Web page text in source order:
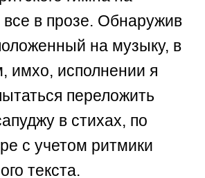
все в прозе. Обнаружив
на музыку, в
имхо, исполнении я
переложить
в стихах, по
с учетом ритмики
текста.